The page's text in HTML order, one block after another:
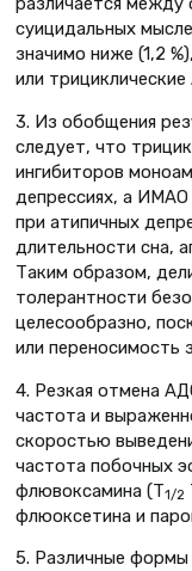
суицидальных
значимо ниже (1,2
или
3. Из обобщения
следует, что
ингибиторов
депрессиях, а
при атипичных
длительности сна,
Таким образом,
толерантности
целесообразно,
или переносимость
4. Резкая отмена
частота и
скоростью
частота побочных
флювоксамина (Т1/2
флюоксетина и
5. Различные формы